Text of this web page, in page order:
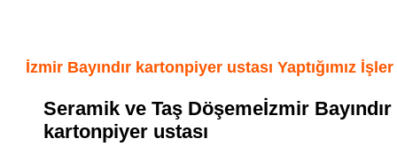
İzmir Bayındır kartonpiyer ustası Yaptığımız İşler
Seramik ve Taş Döşemeİzmir Bayındır
kartonpiyer ustası